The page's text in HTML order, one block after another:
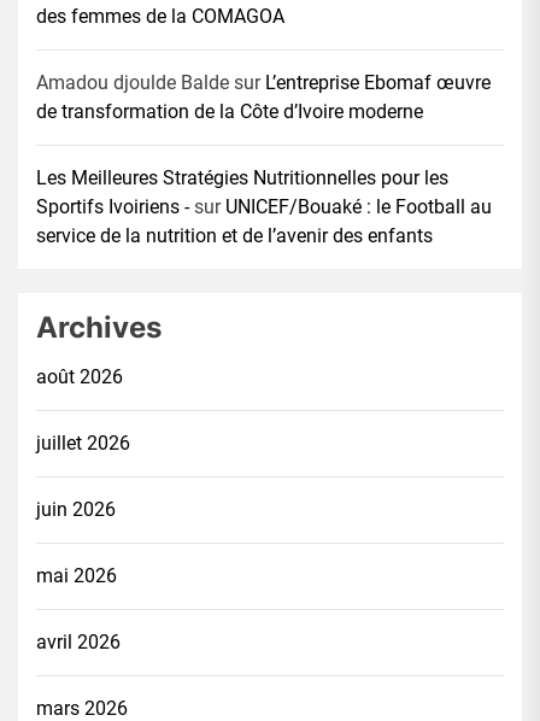
des femmes de la COMAGOA
Amadou djoulde Balde sur L’entreprise Ebomaf œuvre
de transformation de la Côte d’Ivoire moderne
Les Meilleures Stratégies Nutritionnelles pour les
Sportifs Ivoiriens -sur UNICEF/Bouaké : le Football au
service de la nutrition et de l’avenir des enfants
Archives
août 2026
juillet 2026
juin 2026
mai 2026
avril 2026
mars 2026